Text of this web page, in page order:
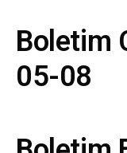
Boletim
05-08